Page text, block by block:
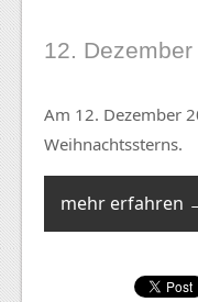
12. Dezember
Am 12. Dezember
Weihnachtssterns.
mehr erfahren